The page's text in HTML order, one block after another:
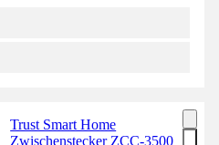
Trust Smart Home
Zwischenstecker ZCC-3500